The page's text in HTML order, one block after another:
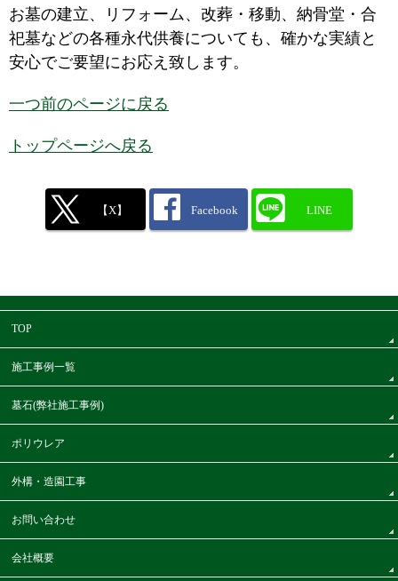
お墓の建立、リフォーム、改葬・移動、納骨堂・合
祀墓などの各種永代供養についても、確かな実績と
安心でご要望にお応え致します。
一つ前のページに戻る
トップページへ戻る
【X】 Facebook LINE
TOP
施工事例一覧
墓石(弊社施工事例)
ポリウレア
外構・造園工事
お問い合わせ
会社概要